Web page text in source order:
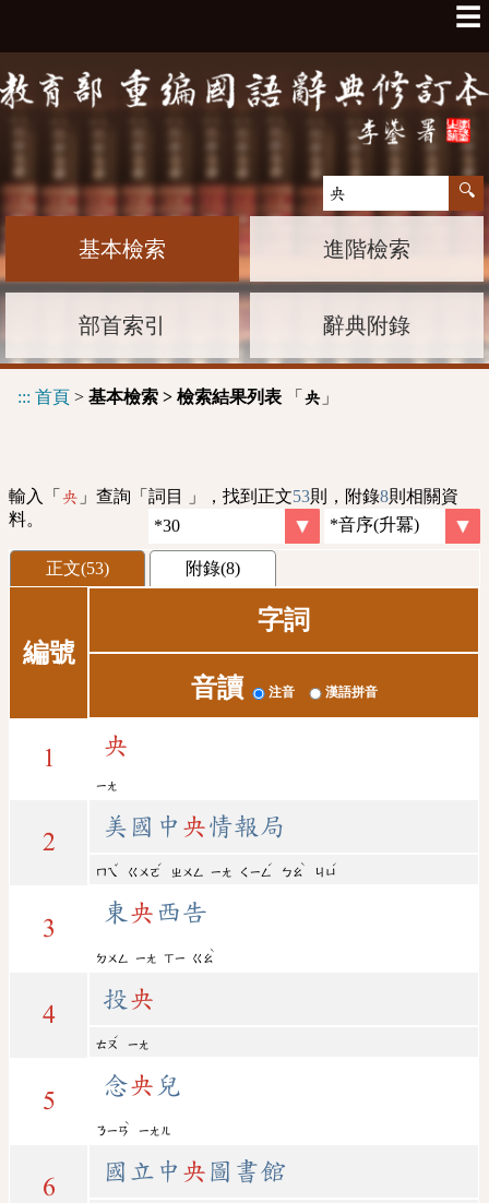
☰
基本檢索 進階檢索
部首索引 辭典附錄
::: 首頁 > 基本檢索 > 檢索結果列表 「 央 」
輸入「 央 」查詢「詞目 」，找到正文53則，附錄8則相關資
料。
正文(53) 附錄(8)
編號
字詞
音讀 注音 漢語拼音
1 央
ㄧㄤ
2
美國中 央情報局
ㄇㄟ
ˇ
ㄍㄨㄛ
ˊ
ㄓㄨㄥ ㄧㄤ ㄑㄧㄥ
ˊ
ㄅㄠ
ˋ
ㄐㄩ
ˊ
3
東 央 西告
ㄉㄨㄥ ㄧㄤ ㄒㄧ ㄍㄠ
ˋ
4
投 央
ㄊㄡ
ˊ
ㄧㄤ
5
念央 兒
ㄋㄧㄢ
ˋ
ㄧㄤㄦ
6
國立中 央 圖書館